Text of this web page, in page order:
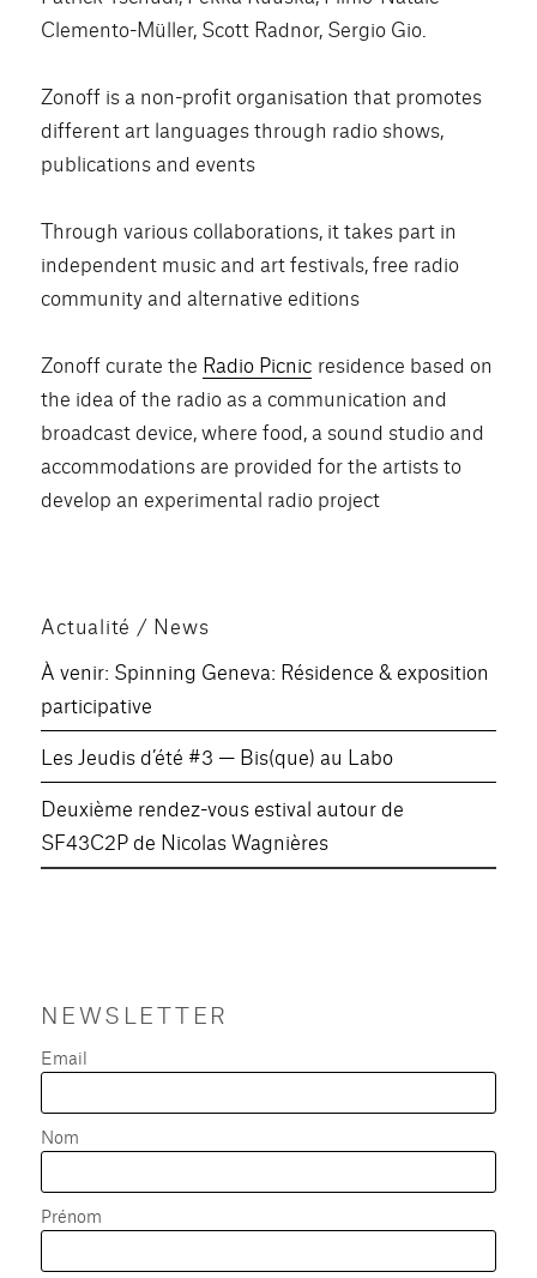
Clemento-Müller, Scott Radnor, Sergio Gio.
Zonoff is a non-profit organisation that promotes
different art languages through radio shows,
publications and events
Through various collaborations, it takes part in
independent music and art festivals, free radio
community and alternative editions
Zonoff curate the Radio Picnic residence based on
the idea of the radio as a communication and
broadcast device, where food, a sound studio and
accommodations are provided for the artists to
develop an experimental radio project
Actualité / News
À venir: Spinning Geneva: Résidence & exposition
participative
Les Jeudis d’été #3 — Bis(que) au Labo
Deuxième rendez-vous estival autour de
SF43C2P de Nicolas Wagnières
NEWSLETTER
Email
Nom
Prénom